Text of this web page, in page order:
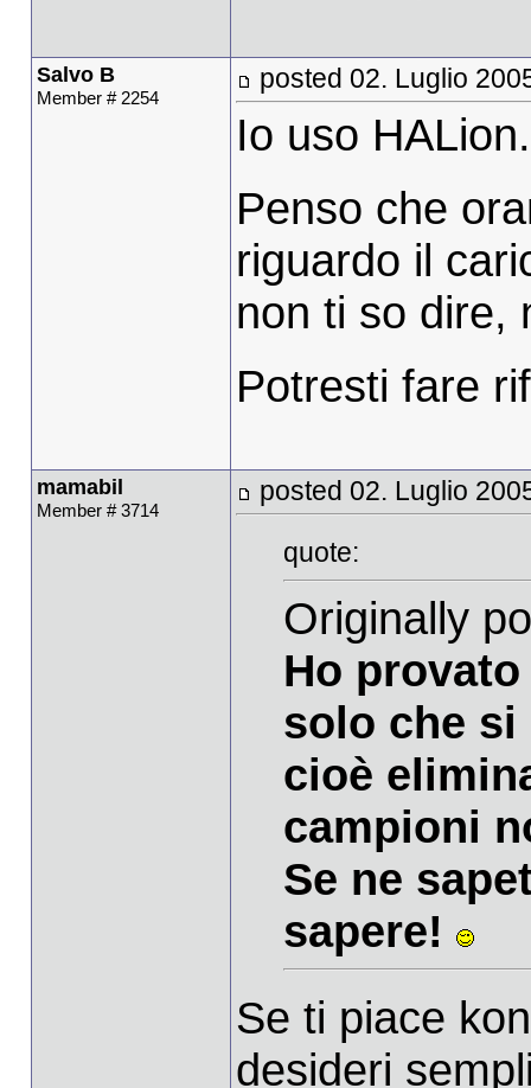
Salvo B
Member # 2254
posted 02. Luglio
Io uso
Penso che
riguardo il
non ti so dire,
Potresti fare
mamabil
Member # 3714
posted 02. Luglio
quote:
Originally
Ho
solo che si
cioè
campioni
Se ne
sapere!
Se ti piace
desideri